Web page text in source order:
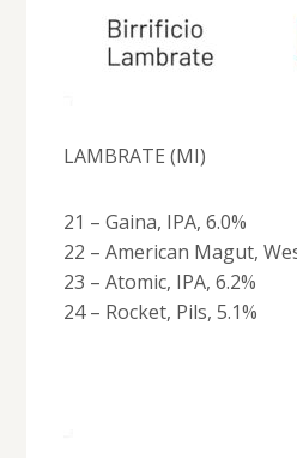
LAMBRATE (MI)
21 – Gaina, IPA, 6.0%
22 – American Magut,
23 – Atomic, IPA, 6.2%
24 – Rocket, Pils, 5.1%